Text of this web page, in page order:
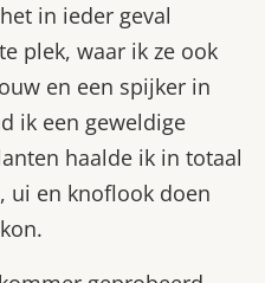
in ieder geval
plek, waar ik ze ook
en een spijker in
ik een geweldige
haalde ik in totaal
ui en knoflook doen